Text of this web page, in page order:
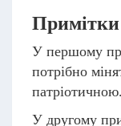
Примітки
У першому
потрібно
патріотичною.
У другому